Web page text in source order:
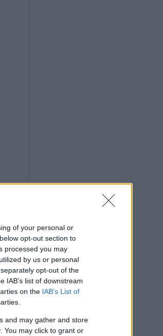
of your personal or
opt-out section to
processed you may
by us or personal
opt-out of the
IAB’s list of downstream
on the IAB’s List of
and may gather and store
You may click to grant or